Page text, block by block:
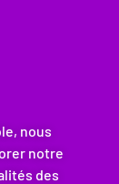
nous
notre
des